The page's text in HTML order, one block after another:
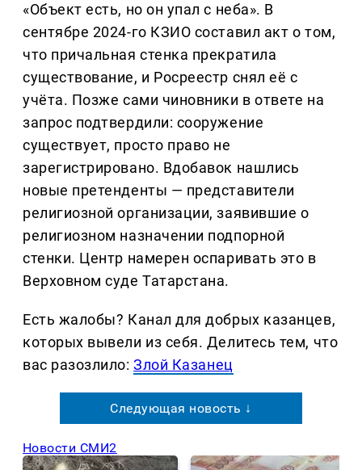
«Объект есть, но он упал с неба». В
сентябре 2024-го КЗИО составил акт о том,
что причальная стенка прекратила
существование, и Росреестр снял её с
учёта. Позже сами чиновники в ответе на
запрос подтвердили: сооружение
существует, просто право не
зарегистрировано. Вдобавок нашлись
новые претенденты — представители
религиозной организации, заявившие о
религиозном назначении подпорной
стенки. Центр намерен оспаривать это в
Верховном суде Татарстана.
Есть жалобы? Канал для добрых казанцев,
которых вывели из себя. Делитеcь тем, что
вас разозлило:Злой Казанец
Следующая новость ↓
Новости СМИ2